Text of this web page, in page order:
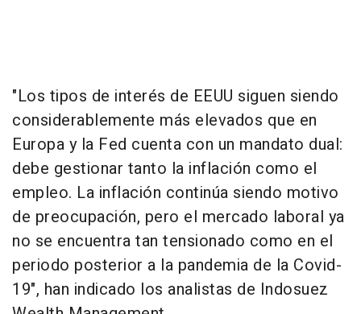
"Los tipos de interés de EEUU siguen siendo
considerablemente más elevados que en
Europa y la Fed cuenta con un mandato dual:
debe gestionar tanto la inflación como el
empleo. La inflación continúa siendo motivo
de preocupación, pero el mercado laboral ya
no se encuentra tan tensionado como en el
periodo posterior a la pandemia de la Covid-
19", han indicado los analistas de Indosuez